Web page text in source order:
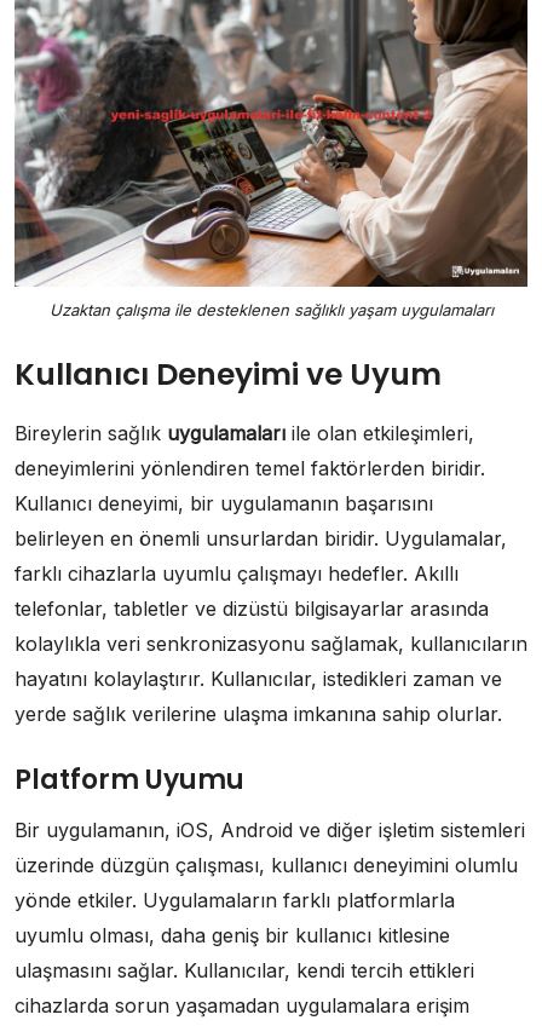
Uzaktan çalışma ile desteklenen sağlıklı yaşam uygulamaları
Kullanıcı Deneyimi ve Uyum
Bireylerin sağlık uygulamaları ile olan etkileşimleri,
deneyimlerini yönlendiren temel faktörlerden biridir.
Kullanıcı deneyimi, bir uygulamanın başarısını
belirleyen en önemli unsurlardan biridir. Uygulamalar,
farklı cihazlarla uyumlu çalışmayı hedefler. Akıllı
telefonlar, tabletler ve dizüstü bilgisayarlar arasında
kolaylıkla veri senkronizasyonu sağlamak, kullanıcıların
hayatını kolaylaştırır. Kullanıcılar, istedikleri zaman ve
yerde sağlık verilerine ulaşma imkanına sahip olurlar.
Platform Uyumu
Bir uygulamanın, iOS, Android ve diğer işletim sistemleri
üzerinde düzgün çalışması, kullanıcı deneyimini olumlu
yönde etkiler. Uygulamaların farklı platformlarla
uyumlu olması, daha geniş bir kullanıcı kitlesine
ulaşmasını sağlar. Kullanıcılar, kendi tercih ettikleri
cihazlarda sorun yaşamadan uygulamalara erişim